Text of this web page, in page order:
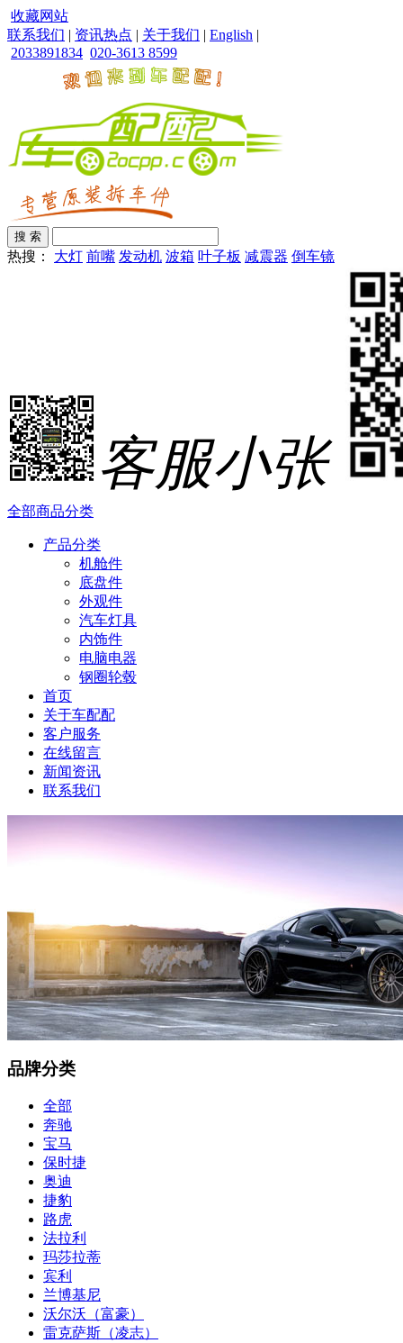
收藏网站
联系我们 | 资讯热点 | 关于我们 | English |
2033891834 020-3613 8599
热搜： 大灯 前嘴 发动机 波箱 叶子板 减震器 倒车镜
客服小张
全部商品分类
产品分类
机舱件
底盘件
外观件
汽车灯具
内饰件
电脑电器
钢圈轮毂
首页
关于车配配
客户服务
在线留言
新闻资讯
联系我们
品牌分类
全部
奔驰
宝马
保时捷
奥迪
捷豹
路虎
法拉利
玛莎拉蒂
宾利
兰博基尼
沃尔沃（富豪）
雷克萨斯（凌志）